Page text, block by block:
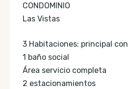
CONDOMINIO
Las Vistas
3 Habitaciones: principal
1 baño social
Área servicio completa
2 estacionamientos